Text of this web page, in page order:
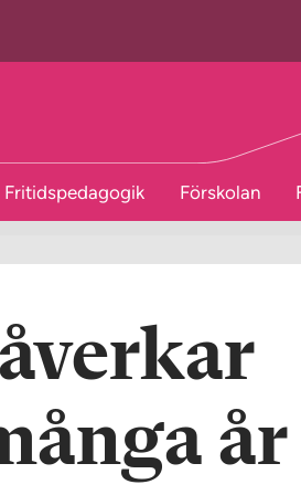
Fritidspedagogik Förskolan
år